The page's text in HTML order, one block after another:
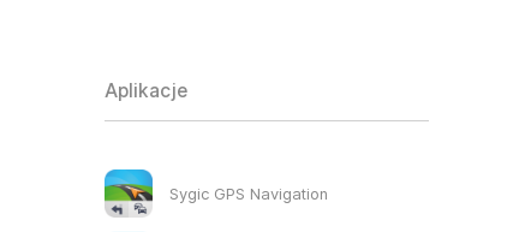
Aplikacje
Sygic GPS Navigation